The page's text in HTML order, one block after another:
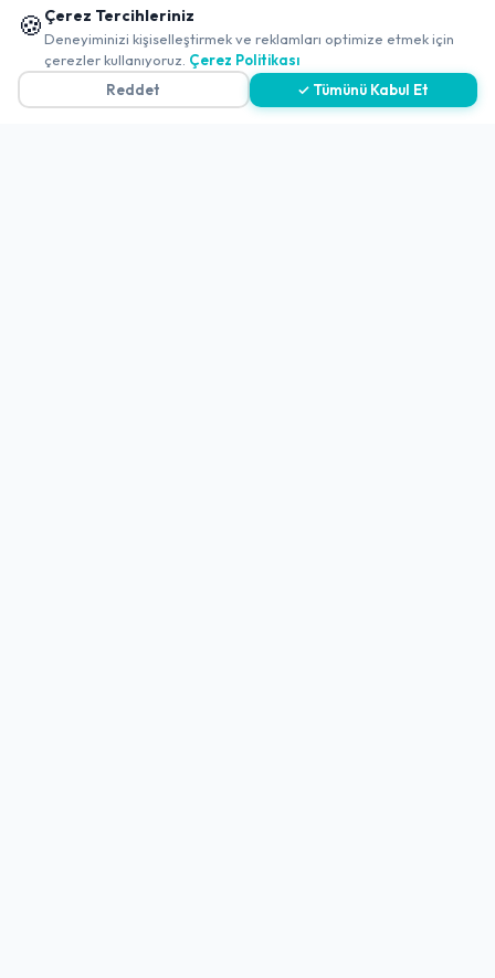
Namlı Lahmacun & Pide & Izgara
Açık 4.2 (1069 Değerlendirme)
🍪 Çerez Tercihleriniz
Deneyiminizi kişiselleştirmek ve reklamları optimize etmek için
çerezler kullanıyoruz. Çerez Politikası
Reddet
✓ Tümünü Kabul Et
📱 Mobil uygulamamızı keşfedin!
✖